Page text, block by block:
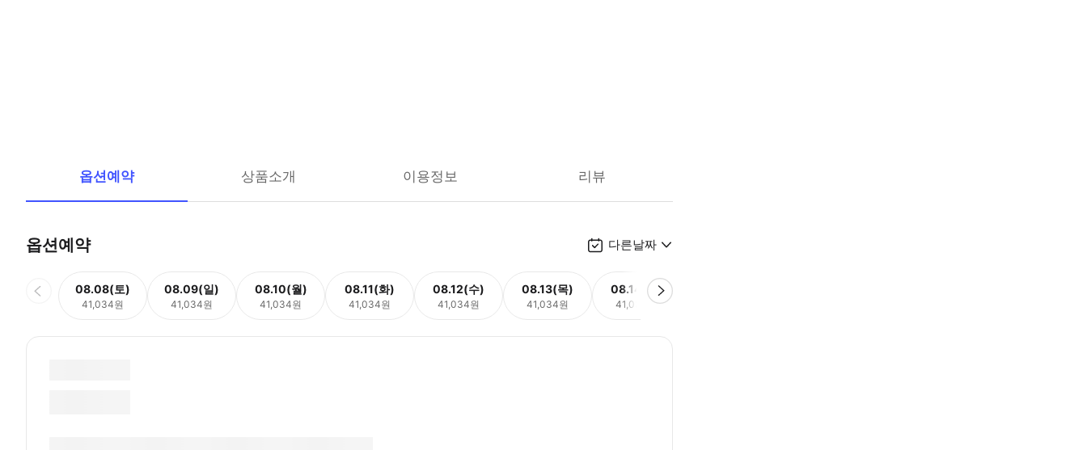
옵션예약 상품소개 이용정보 리뷰
옵션예약 다른날짜
08.08(토)
41,034원
08.09(일)
41,034원
08.10(월)
41,034원
08.11(화)
41,034원
08.12(수)
41,034원
08.13(목)
41,034원
08.14(금)
41,034원